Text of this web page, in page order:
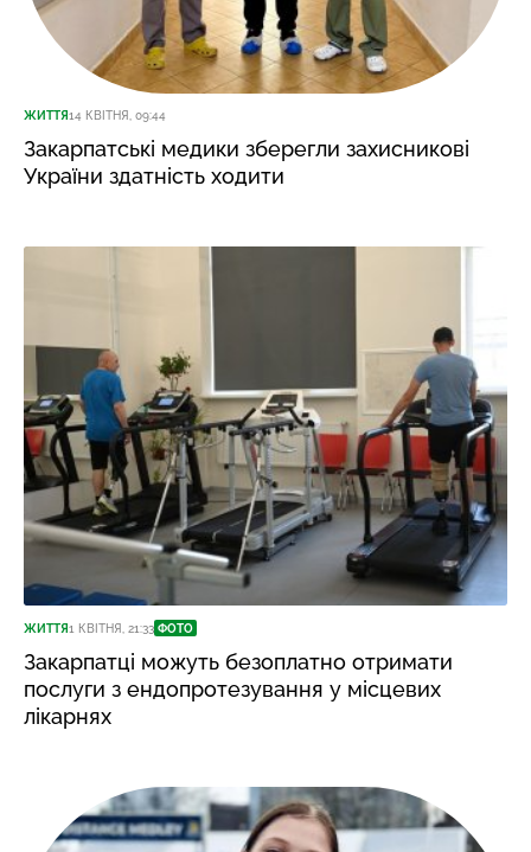
ЖИТТЯ14 КВІТНЯ, 09:44
Закарпатські медики зберегли захисникові
України здатність ходити
ЖИТТЯ1 КВІТНЯ, 21:33 ФОТО
Закарпатці можуть безоплатно отримати
послуги з ендопротезування у місцевих
лікарнях